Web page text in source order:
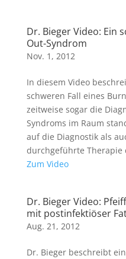
Dr. Bieger Video: Ein
Out-Syndrom
Nov. 1, 2012
In diesem Video
schweren Fall eines
zeitweise sogar die
Syndroms im Raum
auf die Diagnostik als
durchgeführte Therapie
Zum Video
Dr. Bieger Video:
mit postinfektiöser
Aug. 21, 2012
Dr. Bieger beschreibt